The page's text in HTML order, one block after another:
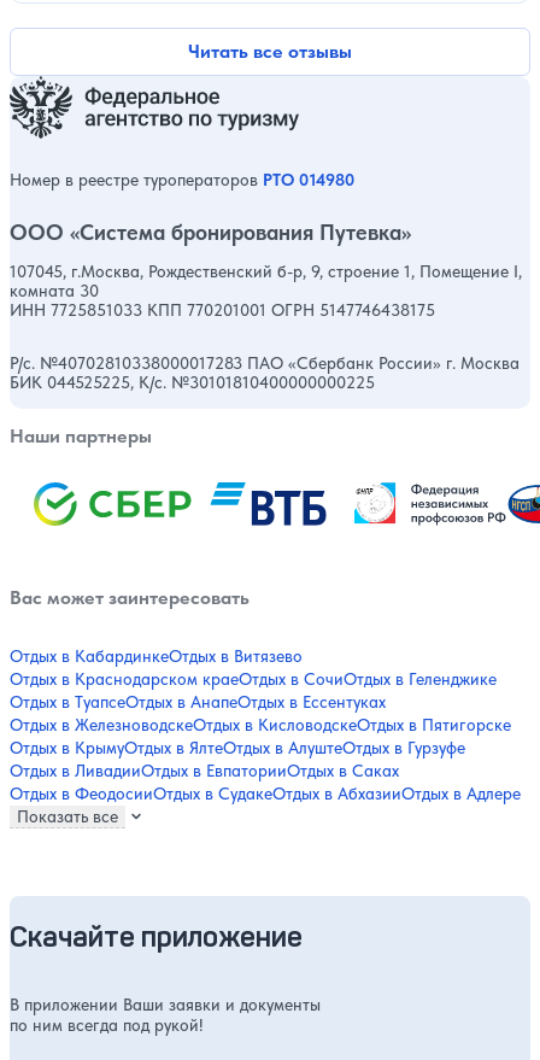
Читать все отзывы
Номер в реестре туроператоров РТО 014980
ООО «Система бронирования Путевка»
107045, г.Москва, Рождественский б-р, 9, строение 1, Помещение I,
комната 30
ИНН 7725851033 КПП 770201001 ОГРН 5147746438175
Р/с. №40702810338000017283 ПАО «Сбербанк России» г. Москва
БИК 044525225, К/с. №30101810400000000225
Наши партнеры
Вас может заинтересовать
Отдых в КабардинкеОтдых в Витязево
Отдых в Краснодарском краеОтдых в СочиОтдых в Геленджике
Отдых в ТуапсеОтдых в АнапеОтдых в Ессентуках
Отдых в ЖелезноводскеОтдых в КисловодскеОтдых в Пятигорске
Отдых в КрымуОтдых в ЯлтеОтдых в АлуштеОтдых в Гурзуфе
Отдых в ЛивадииОтдых в ЕвпаторииОтдых в Саках
Отдых в ФеодосииОтдых в СудакеОтдых в АбхазииОтдых в Адлере
Показать все
Скачайте приложение
В приложении Ваши заявки и документы
по ним всегда под рукой!